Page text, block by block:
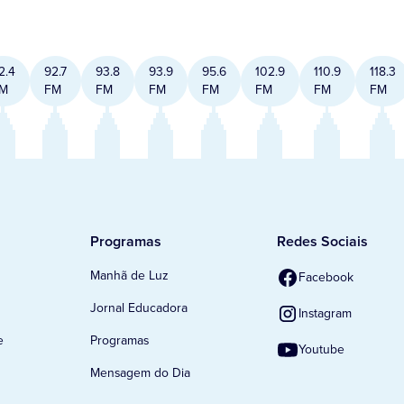
92.7
FM
93.8
FM
93.9
FM
95.6
FM
102.9
FM
110.9
FM
118.3
FM
Programas
Manhã de Luz
Jornal Educadora
Programas
Mensagem do Dia
Redes Sociais
Facebook
Instagram
Youtube